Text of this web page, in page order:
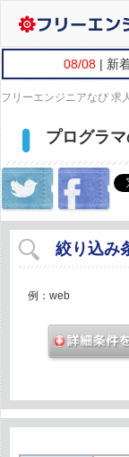
08/08 | 新
フリーエンジニアなび 求
プログラ
絞り込み